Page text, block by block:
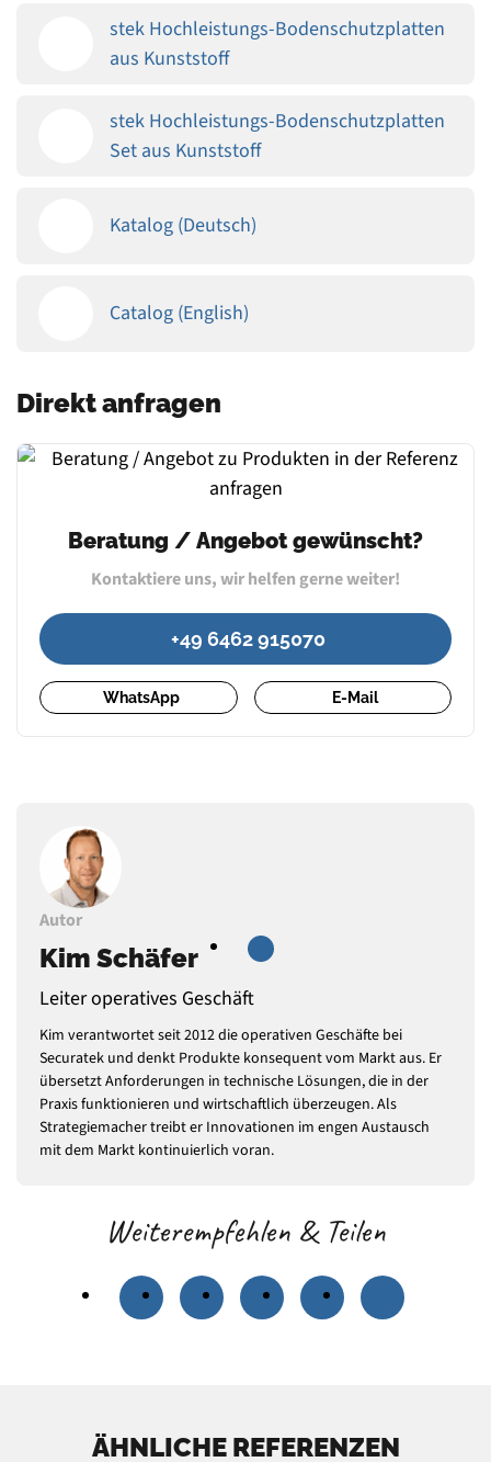
stek Hochleistungs-Bodenschutzplatten
aus Kunststoff
stek Hochleistungs-Bodenschutzplatten
Set aus Kunststoff
Katalog (Deutsch)
Catalog (English)
Direkt anfragen
Beratung / Angebot gewünscht?
Kontaktiere uns, wir helfen gerne weiter!
+49 6462 915070
WhatsApp E-Mail
Autor
Kim Schäfer
Leiter operatives Geschäft
Kim verantwortet seit 2012 die operativen Geschäfte bei
Securatek und denkt Produkte konsequent vom Markt aus. Er
übersetzt Anforderungen in technische Lösungen, die in der
Praxis funktionieren und wirtschaftlich überzeugen. Als
Strategiemacher treibt er Innovationen im engen Austausch
mit dem Markt kontinuierlich voran.
Weiterempfehlen & Teilen
ÄHNLICHE REFERENZEN